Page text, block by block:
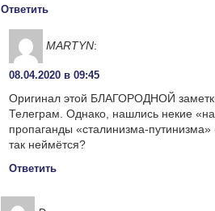
Ответить
MARTYN:
08.04.2020 в 09:45
Оригинал этой БЛАГОРОДНОЙ
Телеграм. Однако, нашлись некие
пропаганды «сталинизма-
так неймётся?
Ответить